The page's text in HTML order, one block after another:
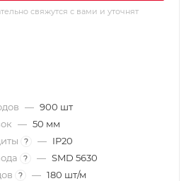
свяжутся с вами и уточнят
— 900 шт
— 50 мм
? — IP20
? — SMD 5630
? — 180 шт/м